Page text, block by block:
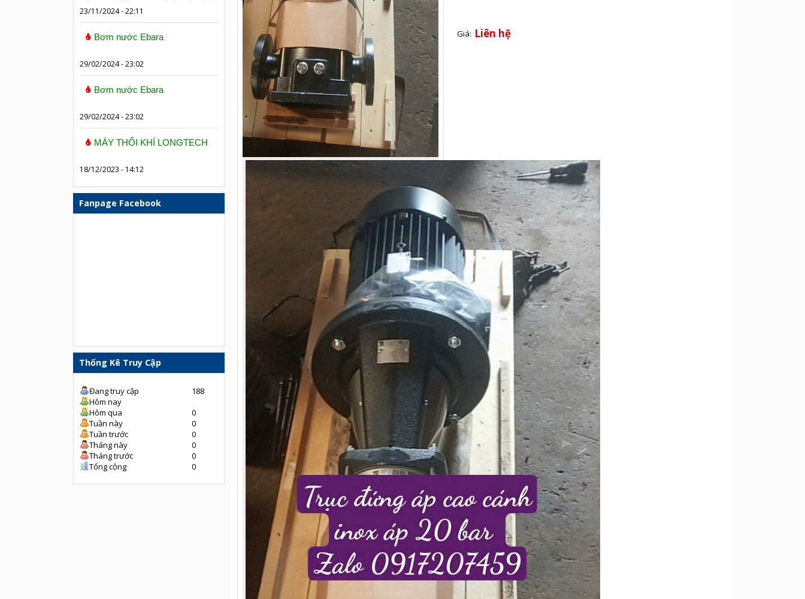
23/11/2024 - 22:11
Bơm nước Ebara
29/02/2024 - 23:02
Bơm nước Ebara
29/02/2024 - 23:02
MÁY THỔI KHÍ LONGTECH
18/12/2023 - 14:12
Fanpage Facebook
Thống Kê Truy Cập
Đang truy cập
188
Hôm nay
Hôm qua
0
Tuần này
0
Tuần trước
0
Tháng này
0
Tháng trước
0
Tổng cộng
0
Giá: Liên hệ